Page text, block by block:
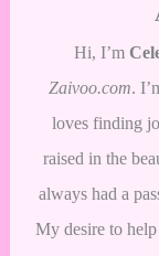
Hi, I’m
Zaivoo.com.
loves finding
raised in the
always had a
My desire to